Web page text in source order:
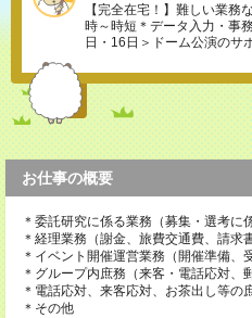
【完全在宅！】難しい業務
時～時短＊データ入力・事
日・16日＞ドーム公演のサ
お仕事の概要
＊委託研究に係る業務（募集・選考に
＊経理業務（謝金、旅費交通費、請求
＊イベント開催運営業務（開催準備、
＊グループ内庶務（来客・電話応対、
＊電話応対、来客応対、お茶出し等の
＊その他